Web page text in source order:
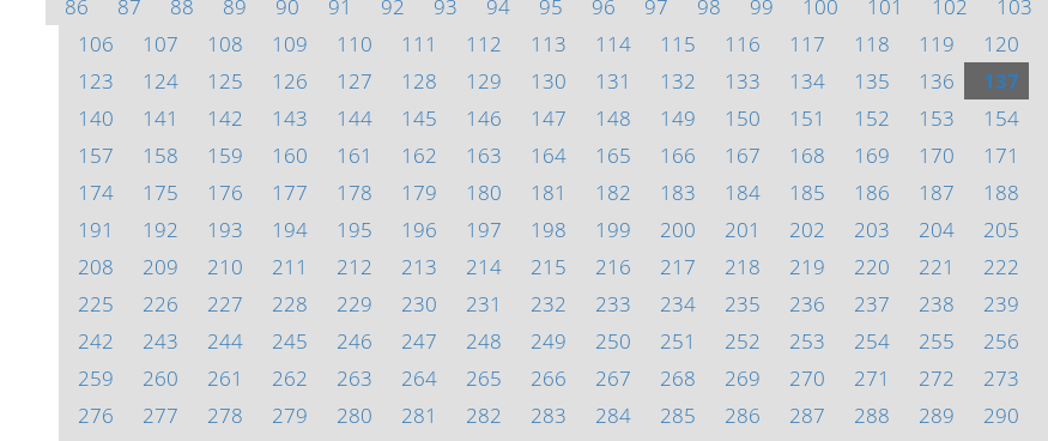
86
87 88 89 90 91 92 93 94 95 96 97 98 99 100 101 102 103
106
107 108 109 110 111 112 113 114 115 116 117 118 119 120
123
124 125 126 127 128 129 130 131 132 133 134 135 136 137
140
141 142 143 144 145 146 147 148 149 150 151 152 153 154
157
158 159 160 161 162 163 164 165 166 167 168 169 170 171
174
175 176 177 178 179 180 181 182 183 184 185 186 187 188
191
192 193 194 195 196 197 198 199 200 201 202 203 204 205
208
209 210 211 212 213 214 215 216 217 218 219 220 221 222
225
226 227 228 229 230 231 232 233 234 235 236 237 238 239
242
243 244 245 246 247 248 249 250 251 252 253 254 255 256
259
260 261 262 263 264 265 266 267 268 269 270 271 272 273
276
277 278 279 280 281 282 283 284 285 286 287 288 289 290